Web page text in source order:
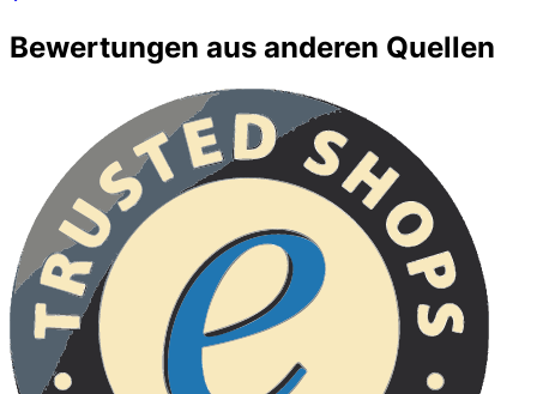
Bewertungen aus anderen Quellen